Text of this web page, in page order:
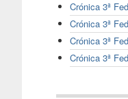
Crónica 3ª
Crónica 3ª
Crónica 3ª
Crónica 3ª